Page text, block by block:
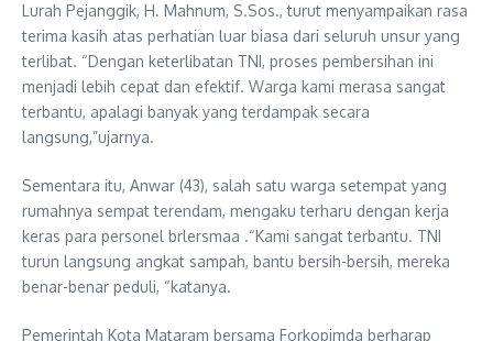
Lurah Pejanggik, H. Mahnum, S.Sos., turut menyampaikan rasa
terima kasih atas perhatian luar biasa dari seluruh unsur yang
terlibat. “Dengan keterlibatan TNI, proses pembersihan ini
menjadi lebih cepat dan efektif. Warga kami merasa sangat
terbantu, apalagi banyak yang terdampak secara
langsung,”ujarnya.
Sementara itu, Anwar (43), salah satu warga setempat yang
rumahnya sempat terendam, mengaku terharu dengan kerja
keras para personel brlersmaa .“Kami sangat terbantu. TNI
turun langsung angkat sampah, bantu bersih-bersih, mereka
benar-benar peduli, “katanya.
Pemerintah Kota Mataram bersama Forkopimda berharap